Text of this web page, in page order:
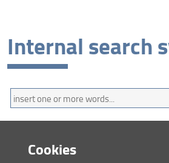
Internal search
Find
Cookies